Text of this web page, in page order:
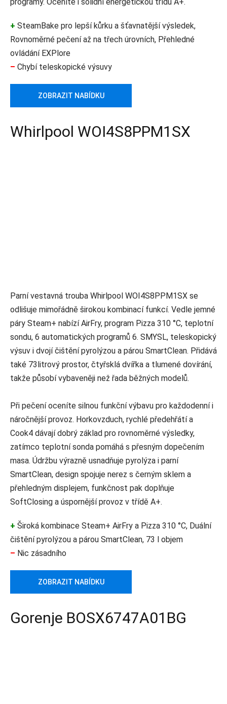
+ SteamBake pro lepší kůrku a šťavnatější výsledek,
Rovnoměrné pečení až na třech úrovních, Přehledné
ovládání EXPlore
– Chybí teleskopické výsuvy
ZOBRAZIT NABÍDKU
Whirlpool WOI4S8PPM1SX
Parní vestavná trouba Whirlpool WOI4S8PPM1SX se
odlišuje mimořádně širokou kombinací funkcí. Vedle jemné
páry Steam+ nabízí AirFry, program Pizza 310 °C, teplotní
sondu, 6 automatických programů 6. SMYSL, teleskopický
výsuv i dvojí čištění pyrolýzou a párou SmartClean. Přidává
také 73litrový prostor, čtyřsklá dvířka a tlumené dovírání,
takže působí vybaveněji než řada běžných modelů.
Při pečení oceníte silnou funkční výbavu pro každodenní i
náročnější provoz. Horkovzduch, rychlé předehřátí a
Cook4 dávají dobrý základ pro rovnoměrné výsledky,
zatímco teplotní sonda pomáhá s přesným dopečením
masa. Údržbu výrazně usnadňuje pyrolýza i parní
SmartClean, design spojuje nerez s černým sklem a
přehledným displejem, funkčnost pak doplňuje
SoftClosing a úspornější provoz v třídě A+.
+ Široká kombinace Steam+ AirFry a Pizza 310 °C, Duální
čištění pyrolýzou a párou SmartClean, 73 l objem
– Nic zásadního
ZOBRAZIT NABÍDKU
Gorenje BOSX6747A01BG